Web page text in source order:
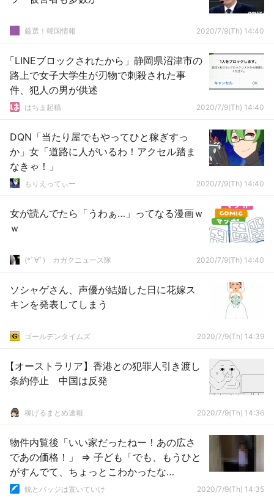
厳選！韓国情報 2020/7/9(Th) 14:40
「LINEブロックされたから」静岡県沼津市の
路上で女子大学生が刃物で刺殺された事
件、犯人の男が供述
はちま起稿 2020/7/9(Th) 14:40
DQN「当たり屋でもやってひと稼ぎすっ
か」女「道路に人がいるわ！アクセル踏ま
なきゃ！」
もりえってぃー 2020/7/9(Th) 14:40
女が読んでたら「うわぁ…」ってなる漫画ｗ
ｗ
(*ﾟ∀ﾟ)ゞカガクニュース隊 2020/7/9(Th) 14:40
ソシャゲさん、声優が結婚した日に花嫁ス
キンを発表してしまう
ゴールデンタイムズ 2020/7/9(Th) 14:39
【オーストラリア】香港との犯罪人引き渡し
条約停止 中国は反発
稼げるまとめ速報 2020/7/9(Th) 14:36
物件内覧後「いい家だったねー！あの広さ
であの価格！」 ⇒ 子ども「でも、もうひと
がすんでて、ちょっとこわかったな
ぁ・・」
銃とバッジは置いていけ 2020/7/9(Th) 14:35